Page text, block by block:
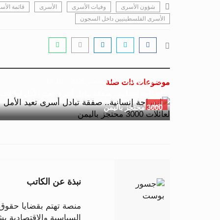
شؤون الأسرى وفيات الأسرى الأسرى قائمة
الأسرى الفلسطينيين داخل السجون
موضوعات ذات صلة
أخبار
جسور بوست 23 ديسمبر 2025 - 12:10
3000 محتجز باليمن
نبذة عن الكاتب
منصة تهتم بقضايا حقوق
السياسية